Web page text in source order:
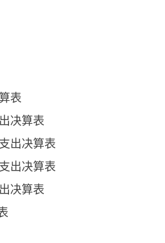
表
决算表
出决算表
出决算表
决算表